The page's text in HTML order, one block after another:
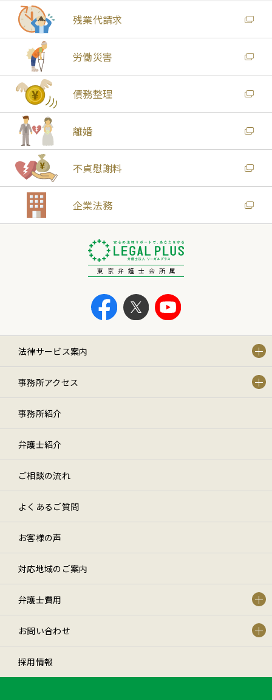
残業代請求
労働災害
債務整理
離婚
不貞慰謝料
企業法務
東京弁護士会所属
法律サービス案内
事務所アクセス
事務所紹介
弁護士紹介
ご相談の流れ
よくあるご質問
お客様の声
対応地域のご案内
弁護士費用
お問い合わせ
採用情報